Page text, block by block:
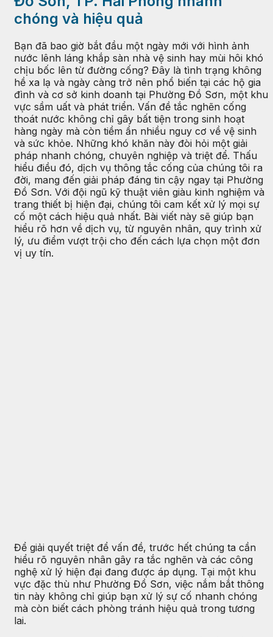
chóng và hiệu quả
Bạn đã bao giờ bắt đầu một ngày mới với hình ảnh
nước lênh láng khắp sàn nhà vệ sinh hay mùi hôi khó
chịu bốc lên từ đường cống? Đây là tình trạng không
hề xa lạ và ngày càng trở nên phổ biến tại các hộ gia
đình và cơ sở kinh doanh tại Phường Đồ Sơn, một khu
vực sầm uất và phát triển. Vấn đề tắc nghẽn cống
thoát nước không chỉ gây bất tiện trong sinh hoạt
hàng ngày mà còn tiềm ẩn nhiều nguy cơ về vệ sinh
và sức khỏe. Những khó khăn này đòi hỏi một giải
pháp nhanh chóng, chuyên nghiệp và triệt để. Thấu
hiểu điều đó, dịch vụ thông tắc cống của chúng tôi ra
đời, mang đến giải pháp đáng tin cậy ngay tại Phường
Đồ Sơn. Với đội ngũ kỹ thuật viên giàu kinh nghiệm và
trang thiết bị hiện đại, chúng tôi cam kết xử lý mọi sự
cố một cách hiệu quả nhất. Bài viết này sẽ giúp bạn
hiểu rõ hơn về dịch vụ, từ nguyên nhân, quy trình xử
lý, ưu điểm vượt trội cho đến cách lựa chọn một đơn
vị uy tín.
Để giải quyết triệt để vấn đề, trước hết chúng ta cần
hiểu rõ nguyên nhân gây ra tắc nghẽn và các công
nghệ xử lý hiện đại đang được áp dụng. Tại một khu
vực đặc thù như Phường Đồ Sơn, việc nắm bắt thông
tin này không chỉ giúp bạn xử lý sự cố nhanh chóng
mà còn biết cách phòng tránh hiệu quả trong tương
lai.